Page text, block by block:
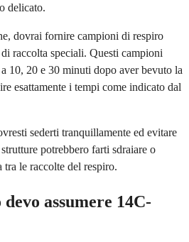
delicato.
dovrai fornire campioni di respiro
raccolta speciali. Questi campioni
10, 20 e 30 minuti dopo aver bevuto la
esattamente i tempi come indicato dal
sederti tranquillamente ed evitare
potrebbero farti sdraiare o
tra le raccolte del respiro.
assumere 14C-